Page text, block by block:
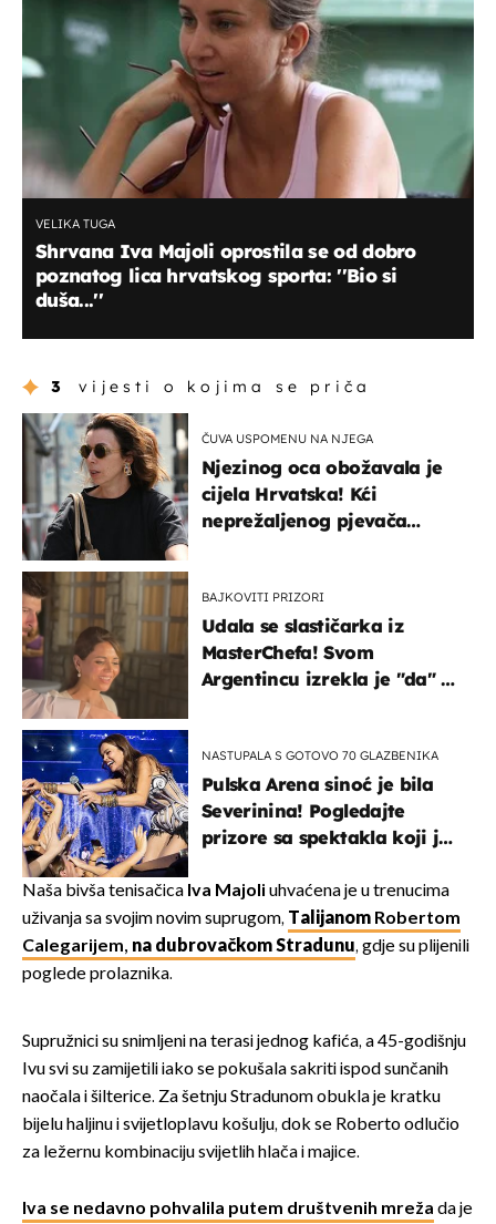
VELIKA TUGA
Shrvana Iva Majoli oprostila se od dobro
poznatog lica hrvatskog sporta: ''Bio si
duša...''
3 vijesti o kojima se priča
ČUVA USPOMENU NA NJEGA
Njezinog oca obožavala je
cijela Hrvatska! Kći
neprežaljenog pjevača
BAJKOVITI PRIZORI
Udala se slastičarka iz
MasterChefa! Svom
Argentincu izrekla je "da" u
NASTUPALA S GOTOVO 70 GLAZBENIKA
Pulska Arena sinoć je bila
Severinina! Pogledajte
prizore sa spektakla koji je
ranije
Naša bivša tenisačica Iva Majoli uhvaćena je u trenucima
uživanja sa svojim novim suprugom, Talijanom Robertom
Calegarijem, na dubrovačkom Stradunu, gdje su plijenili
poglede prolaznika.
Supružnici su snimljeni na terasi jednog kafića, a 45-godišnju
Ivu svi su zamijetili iako se pokušala sakriti ispod sunčanih
naočala i šilterice. Za šetnju Stradunom obukla je kratku
bijelu haljinu i svijetloplavu košulju, dok se Roberto odlučio
za ležernu kombinaciju svijetlih hlača i majice.
Iva se nedavno pohvalila putem društvenih mreža da je